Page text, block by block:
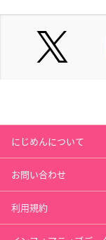
にじめんについて
お問い合わせ
利用規約